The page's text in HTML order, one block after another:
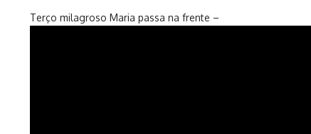
Terço milagroso Maria passa na frente –